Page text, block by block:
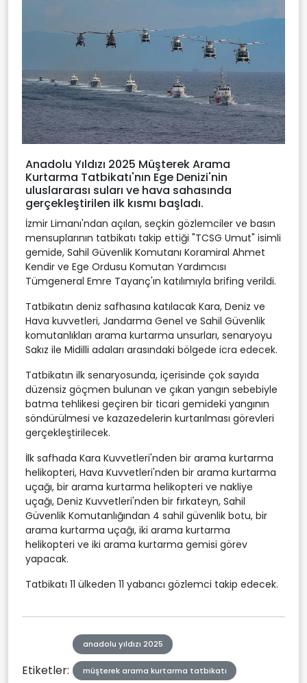
Anadolu Yıldızı 2025 Müşterek Arama
Kurtarma Tatbikatı'nın Ege Denizi'nin
uluslararası suları ve hava sahasında
gerçekleştirilen ilk kısmı başladı.
İzmir Limanı'ndan açılan, seçkin gözlemciler ve basın
mensuplarının tatbikatı takip ettiği "TCSG Umut" isimli
gemide, Sahil Güvenlik Komutanı Koramiral Ahmet
Kendir ve Ege Ordusu Komutan Yardımcısı
Tümgeneral Emre Tayanç'ın katılımıyla brifing verildi.
Tatbikatın deniz safhasına katılacak Kara, Deniz ve
Hava kuvvetleri, Jandarma Genel ve Sahil Güvenlik
komutanlıkları arama kurtarma unsurları, senaryoyu
Sakız ile Midilli adaları arasındaki bölgede icra edecek.
Tatbikatın ilk senaryosunda, içerisinde çok sayıda
düzensiz göçmen bulunan ve çıkan yangın sebebiyle
batma tehlikesi geçiren bir ticari gemideki yangının
söndürülmesi ve kazazedelerin kurtarılması görevleri
gerçekleştirilecek.
İlk safhada Kara Kuvvetleri'nden bir arama kurtarma
helikopteri, Hava Kuvvetleri'nden bir arama kurtarma
uçağı, bir arama kurtarma helikopteri ve nakliye
uçağı, Deniz Kuvvetleri'nden bir fırkateyn, Sahil
Güvenlik Komutanlığından 4 sahil güvenlik botu, bir
arama kurtarma uçağı, iki arama kurtarma
helikopteri ve iki arama kurtarma gemisi görev
yapacak.
Tatbikatı 11 ülkeden 11 yabancı gözlemci takip edecek.
Etiketler:
anadolu yıldızı 2025
müşterek arama kurtarma tatbikatı